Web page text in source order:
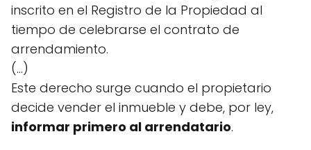
inscrito en el Registro de la Propiedad al
tiempo de celebrarse el contrato de
arrendamiento.
(...)
Este derecho surge cuando el propietario
decide vender el inmueble y debe, por ley,
informar primero al arrendatario.